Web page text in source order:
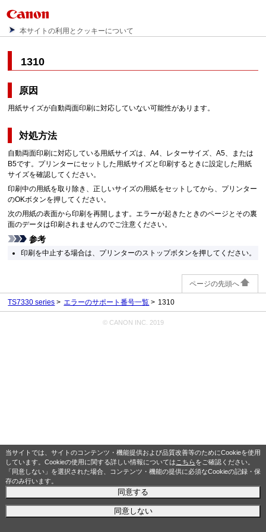
当サイトでは、サイトのコンテンツ・機能提供および品質改善等のためにCookieを使用
しています。Cookieの使用に関する詳しい情報については こちらをご確認ください。
「同意しない」を選択された場合、コンテンツ・機能の提供に必須なCookieの記録・保
存のみ行います。
同意する
同意しない
本サイトの利用とクッキーについて
1310
原因
用紙サイズが自動両面印刷に対応していない可能性があります。
対処方法
自動両面印刷に対応している用紙サイズは、A4、レターサイズ、A5、または
B5です。 プリンターにセットした用紙サイズと印刷するときに設定した用紙
サイズを確認してください。
印刷中の用紙を取り除き、正しいサイズの用紙をセットしてから、プリンター
のOKボタンを押してください。
次の用紙の表面から印刷を再開します。エラーが起きたときのページとその裏
面のデータは印刷されませんのでご注意ください。
参考
印刷を中止する場合は、プリンターのストップボタンを押してください。
ページの先頭へ
TS7330 series エラーのサポート番号一覧 1310
© CANON INC. 2019